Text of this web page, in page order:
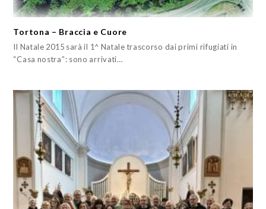
Tortona – Braccia e Cuore
Il Natale 2015 sarà il 1^ Natale trascorso dai primi rifugiati in
“Casa nostra”: sono arrivati…